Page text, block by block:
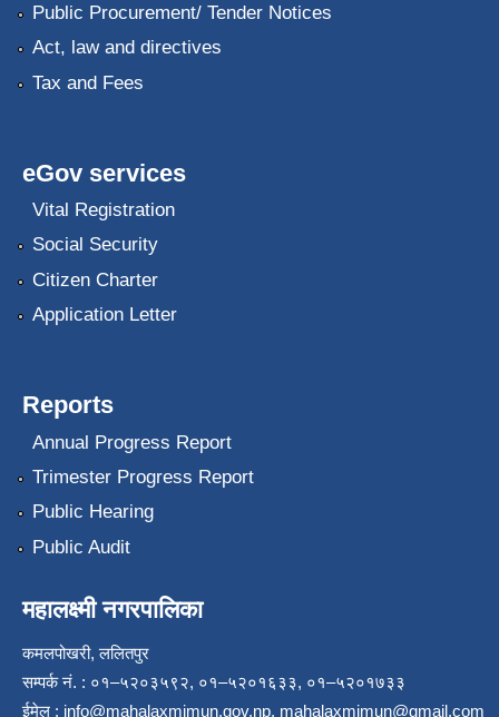
Public Procurement/ Tender Notices
Act, law and directives
Tax and Fees
eGov services
Vital Registration
Social Security
Citizen Charter
Application Letter
Reports
Annual Progress Report
Trimester Progress Report
Public Hearing
Public Audit
महालक्ष्मी नगरपालिका
कमलपोखरी, ललितपुर
सम्पर्क नं. : ०१–५२०३५९२, ०१–५२०१६३३, ०१–५२०१७३३
ईमेल : info@mahalaxmimun.gov.np, mahalaxmimun@gmail.com